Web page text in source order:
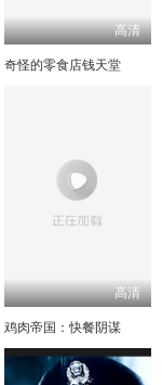
高清
奇怪的零食店钱天堂
高清
鸡肉帝国：快餐阴谋